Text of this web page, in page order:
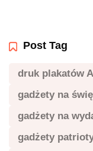
Post Tag
druk plakatów
gadżety na
gadżety na
gadżety